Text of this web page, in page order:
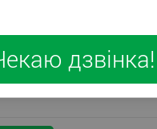
дзвінка!